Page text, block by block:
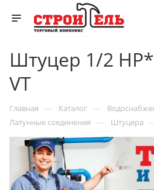
Штуцер 1/2
VT
Главная — Каталог —
Латунные соединения — Штуцера